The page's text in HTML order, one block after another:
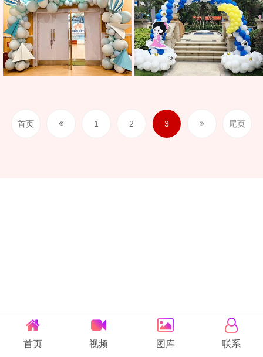
首页 1 2 3 尾页
首页 视频 图库 联系